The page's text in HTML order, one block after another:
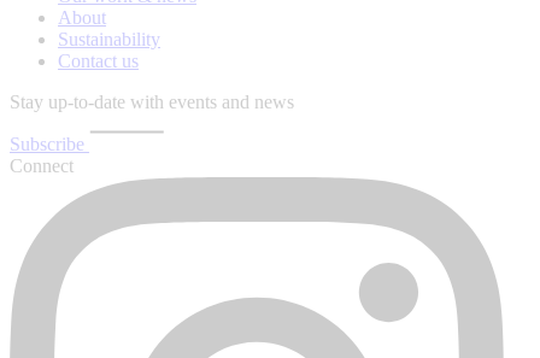
About
Sustainability
Contact us
Stay up-to-date with events and news
Subscribe
Connect